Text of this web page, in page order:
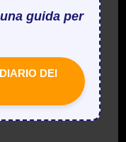
guida per
DEI